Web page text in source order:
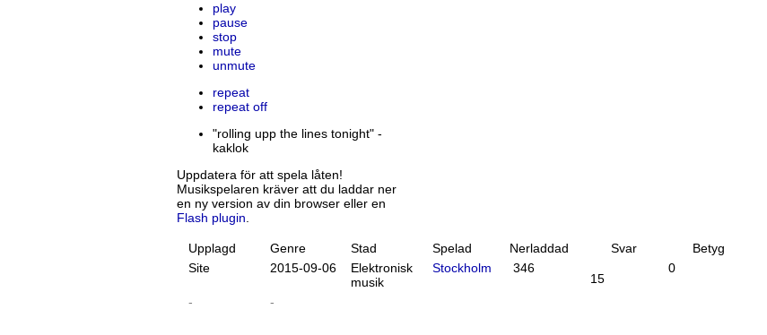
play
pause
stop
mute
unmute
repeat
repeat off
"rolling upp the lines tonight" -
kaklok
Uppdatera för att spela låten!
Musikspelaren kräver att du laddar ner
en ny version av din browser eller en
Flash plugin.
Upplagd Genre Stad Spelad Nerladdad Svar
Betyg
Site
2015-09-06
Elektronisk
musik
Stockholm 346
15
0
- -